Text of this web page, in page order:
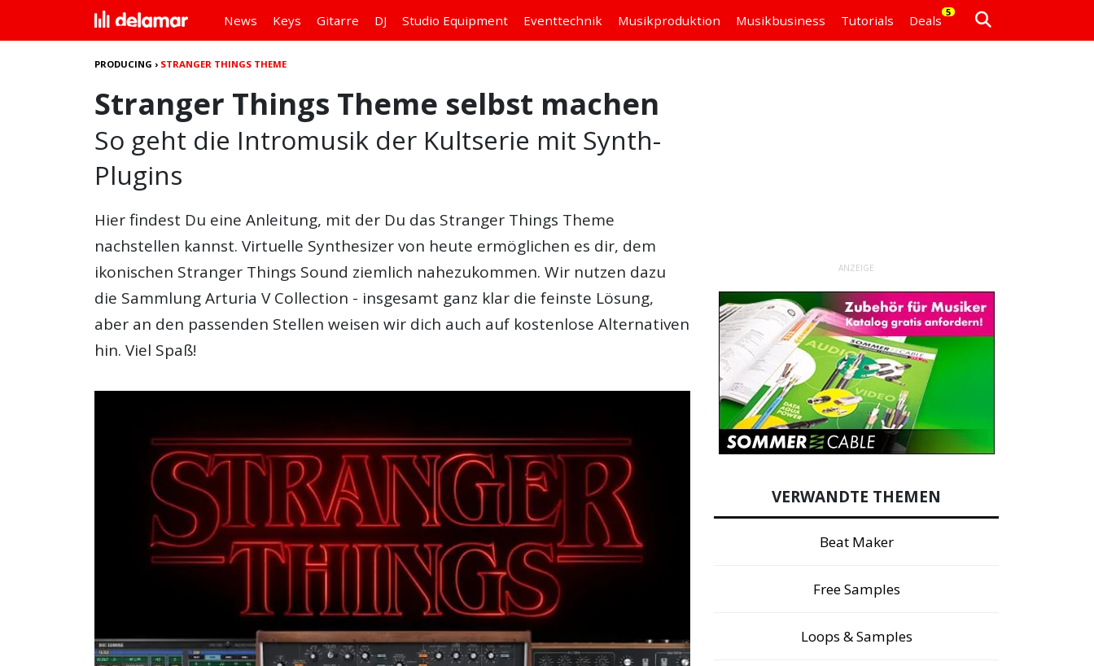
News Keys Gitarre DJ Studio Equipment Eventtechnik Musikproduktion Musikbusiness Tutorials Deals
5
PRODUCING › STRANGER THINGS THEME
Stranger Things Theme selbst machen
So geht die Intromusik der Kultserie mit Synth-
Plugins
Hier findest Du eine Anleitung, mit der Du das Stranger Things Theme
nachstellen kannst. Virtuelle Synthesizer von heute ermöglichen es dir, dem
ikonischen Stranger Things Sound ziemlich nahezukommen. Wir nutzen dazu
die Sammlung Arturia V Collection - insgesamt ganz klar die feinste Lösung,
aber an den passenden Stellen weisen wir dich auch auf kostenlose Alternativen
hin. Viel Spaß!
ANZEIGE
VERWANDTE THEMEN
Beat Maker
Free Samples
Loops & Samples